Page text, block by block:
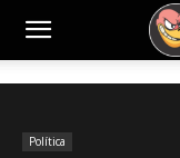
Política